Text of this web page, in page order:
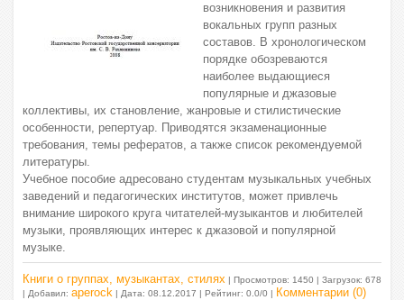
возникновения и развития
вокальных групп разных
составов. В хронологическом
порядке обозреваются
наиболее выдающиеся
популярные и джазовые
коллективы, их становление, жанровые и стилистические
особенности, репертуар. Приводятся экзаменационные
требования, темы рефератов, а также список рекомендуемой
литературы.
Учебное пособие адресовано студентам музыкальных учебных
заведений и педагогических институтов, может привлечь
внимание широкого круга читателей-музыкантов и любителей
музыки, проявляющих интерес к джазовой и популярной
музыке.
Книги о группах, музыкантах, стилях | Просмотров: 1450 | Загрузок: 678
| Добавил: aperock | Дата: 08.12.2017 | Рейтинг: 0.0/0 | Комментарии (0)